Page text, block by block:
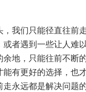
，我们只能径直往前
或者遇到一些让人难
余地，只能往前不断
能有更好的选择，也
走永远都是解决问题